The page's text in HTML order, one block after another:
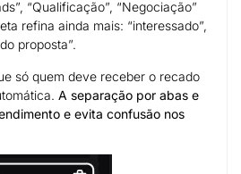
“Qualificação”, “Negociação”
refina ainda mais: “interessado”,
proposta”.
só quem deve receber o recado
A separação por abas e
e evita confusão nos